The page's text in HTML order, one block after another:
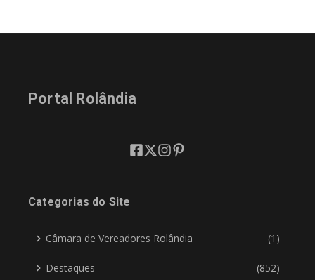
Portal Rolândia
Categorias do Site
Câmara de Vereadores Rolândia (1)
Destaques (852)